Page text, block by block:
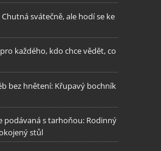
svátečně, ale hodí se ke
každého, kdo chce vědět, co
bez hnětení: Křupavý bochník
podávaná s tarhoňou: Rodinný
stůl